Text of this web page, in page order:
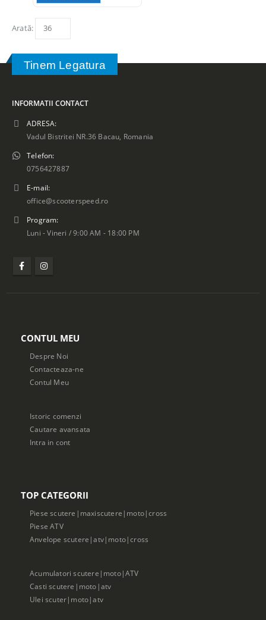
Arată:
supapa Polaris
1000 Bronco AT-09812
lei
supapa Can-Am
Renegade
Defender Bronco
OEM 420230515
Tinem Legatura
INFORMATII CONTACT
ADRESA:
Vadul Bistritei NR.36 Bacau, Romania
Telefon:
0756427887
E-mail:
office@scooterspeed.ro
Program:
Luni - Vineri / 9:00 AM - 18:00 PM
CONTUL MEU
Despre Noi
Contacteaza-ne
Contul Meu
Istoric comenzi
Cautare avansata
Intra in cont
TOP CATEGORII
Piese scutere|maxiscutere|moto|cross
Piese ATV
Anvelope scutere|atv|moto|cross
Acumulatori scutere|moto|ATV
Casti scutere|moto|atv
Ulei scuter|moto|atv